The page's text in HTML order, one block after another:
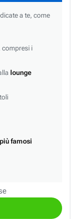
a te, come
compresi i
lounge
famosi